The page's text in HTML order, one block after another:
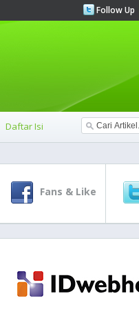
Follow Up
Daftar Isi
Fans & Like